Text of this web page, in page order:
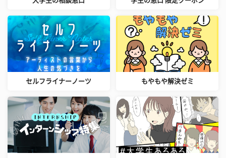
セルフライナーノーツ もやもや解決ゼミ